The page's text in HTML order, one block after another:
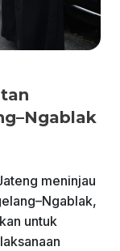
meninjau
untuk